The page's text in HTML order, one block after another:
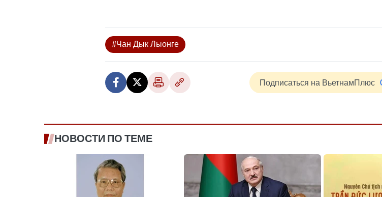
#Чан Дык Лыонге
Подписаться на ВьетнамПлюс
НОВОСТИ ПО ТЕМЕ